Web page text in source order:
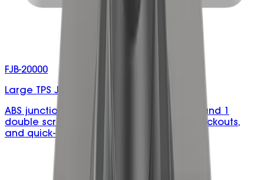
FJB-20000
Large TPS Junction Box with Connectors
ABS junction box rated 40A, with 3 single and 1
double screw connectors, removable knockouts,
and quick-turn screws.